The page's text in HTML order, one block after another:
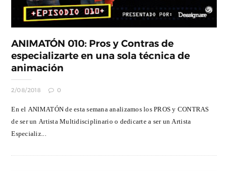
ANIMATÓN 010: Pros y Contras de
especializarte en una sola técnica de
animación
2/08/2018 0
En el ANIMATÓN de esta semana analizamos los PROS y CONTRAS
de ser un Artista Multidisciplinario o dedicarte a ser un Artista
Especializ...